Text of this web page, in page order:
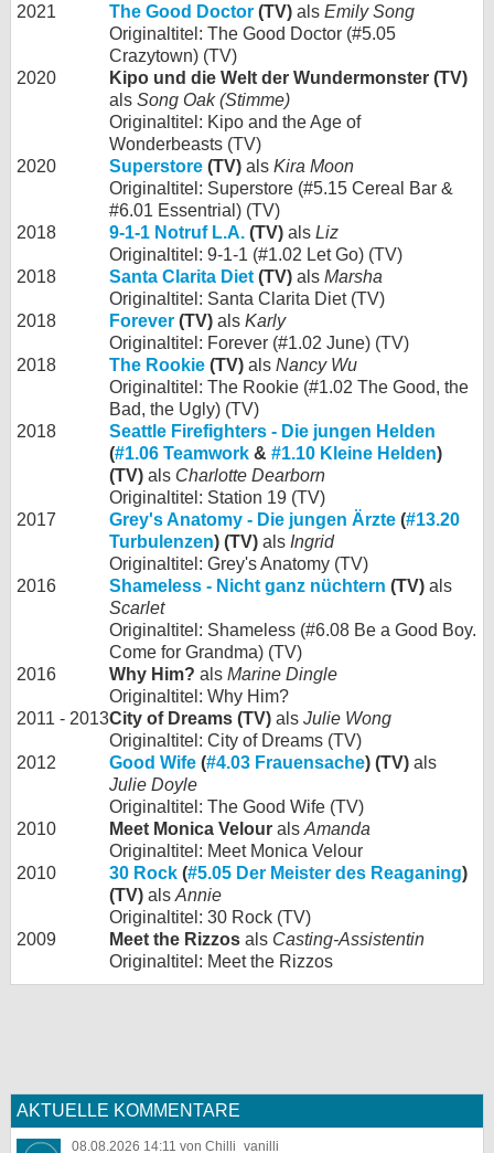
2021
The Good Doctor (TV) als Emily Song
Originaltitel: The Good Doctor (#5.05
Crazytown) (TV)
2020
Kipo und die Welt der Wundermonster (TV)
als Song Oak (Stimme)
Originaltitel: Kipo and the Age of
Wonderbeasts (TV)
2020
Superstore (TV) als Kira Moon
Originaltitel: Superstore (#5.15 Cereal Bar &
#6.01 Essentrial) (TV)
2018
9-1-1 Notruf L.A. (TV) als Liz
Originaltitel: 9-1-1 (#1.02 Let Go) (TV)
2018
Santa Clarita Diet (TV) als Marsha
Originaltitel: Santa Clarita Diet (TV)
2018
Forever (TV) als Karly
Originaltitel: Forever (#1.02 June) (TV)
2018
The Rookie (TV) als Nancy Wu
Originaltitel: The Rookie (#1.02 The Good, the
Bad, the Ugly) (TV)
2018
Seattle Firefighters - Die jungen Helden
(#1.06 Teamwork & #1.10 Kleine Helden)
(TV) als Charlotte Dearborn
Originaltitel: Station 19 (TV)
2017
Grey's Anatomy - Die jungen Ärzte (#13.20
Turbulenzen) (TV) als Ingrid
Originaltitel: Grey's Anatomy (TV)
2016
Shameless - Nicht ganz nüchtern (TV) als
Scarlet
Originaltitel: Shameless (#6.08 Be a Good Boy.
Come for Grandma) (TV)
2016
Why Him? als Marine Dingle
Originaltitel: Why Him?
2011 - 2013City of Dreams (TV) als Julie Wong
Originaltitel: City of Dreams (TV)
2012
Good Wife (#4.03 Frauensache) (TV) als
Julie Doyle
Originaltitel: The Good Wife (TV)
2010
Meet Monica Velour als Amanda
Originaltitel: Meet Monica Velour
2010
30 Rock (#5.05 Der Meister des Reaganing)
(TV) als Annie
Originaltitel: 30 Rock (TV)
2009
Meet the Rizzos als Casting-Assistentin
Originaltitel: Meet the Rizzos
AKTUELLE KOMMENTARE
08.08.2026 14:11 von Chilli_vanilli